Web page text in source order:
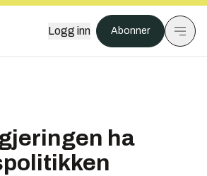
Logg inn Abonner
ha